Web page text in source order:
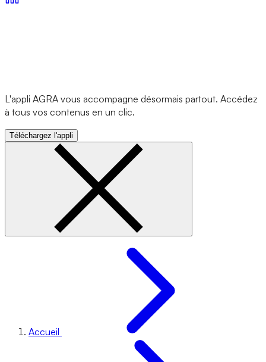
L'appli AGRA vous accompagne désormais partout. Accédez
à tous vos contenus en un clic.
Téléchargez l'appli
Accueil